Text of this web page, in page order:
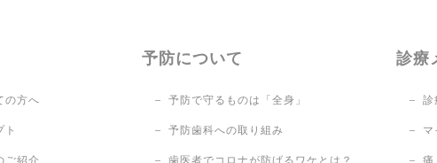
の方へ
ト
ご紹介
予防について
予防で守るものは「全身」
予防歯科への取り組み
歯医者でコロナが防げるワケとは？
診療
診
マ
痛